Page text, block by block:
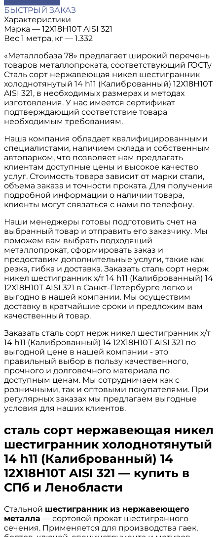
БЫСТРЫЙ ЗАКАЗ
Характеристики
Марка — 12Х18Н10Т AISI 321
Вес 1 метра, кг — 1.332
«Металлобаза 78» предлагает широкий перечень
товаров металлопроката, соответствующий ГОСТу
Сталь сорт нержавеющая никел шестигранник
холоднотянутый 14 h11 (Калиброванный) 12Х18Н10Т
AISI 321, в необходимых размерах и методах
изготовления. У нас имеется сертификат
подтверждающий соответствие товара
необходимым требованиям.
Наша компания обладает квалифицированными
специалистами, наличием склада и собственным
автопарком, что позволяет нам предлагать
клиентам доступные цены и высокое качество
услуг. Стоимость товара зависит от марки стали,
объема заказа и точности проката. Для получения
подробной информации о наличии товара,
клиенты могут связаться с нами по телефону.
Наши менеджеры готовы подготовить счет на
выбранный товар и отправить его заказчику. Мы
поможем вам выбрать подходящий
металлопрокат, сформировать заказ и
предоставим дополнительные услуги, такие как
резка, гибка и доставка. Заказать сталь сорт нерж
никел шестигранник х/т 14 h11 (Калиброванный) 14
12Х18Н10Т AISI 321 в Санкт-Петербурге легко и
выгодно в нашей компании. Мы осуществим
доставку в кратчайшие сроки и предложим вам
качественный товар.
Заказать сталь сорт нерж никел шестигранник х/т
14 h11 (Калиброванный) 14 12Х18Н10Т AISI 321 по
выгодной цене в нашей компании - это
правильный выбор в пользу качественного,
прочного и долговечного материала по
доступным ценам. Мы сотрудничаем как с
розничными, так и оптовыми покупателями. При
регулярных заказах мы предлагаем выгодные
условия для наших клиентов.
сталь сорт нержавеющая никел
шестигранник холоднотянутый
14 h11 (Калиброванный) 14
12Х18Н10Т AISI 321 — купить в
СПб и Ленобласти
Стальной шестигранник из нержавеющего
металла — сортовой прокат шестигранного
сечения. Применяется для производства гаек,